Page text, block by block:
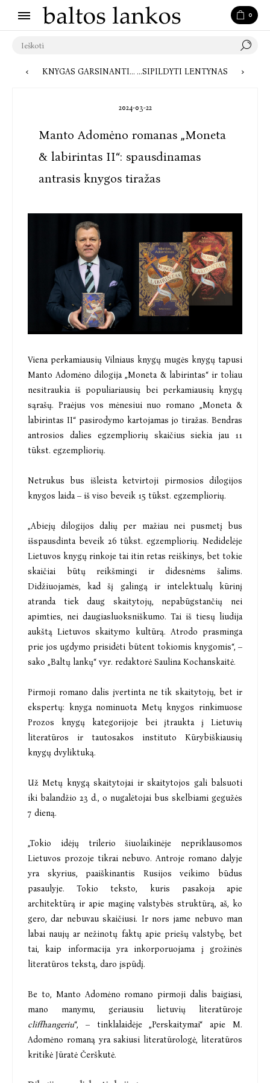
0
KNYGAS GARSINANTIS AKTORIUS JURGIS DAMAŠEVIČIUS: TAI TAPYBA BALSU SU LABAI GRIEŽTOMIS TAISYKLĖMIS JAPONŲ IR JAPONIJOS LITERATŪRA JŪSŲ DĖMESIUI: KUO VERTA PASIPILDYTI LENTYNAS?
2024-03-22
Manto Adomėno romanas „Moneta
& labirintas II“: spausdinamas
antrasis knygos tiražas
Viena perkamiausių Vilniaus knygų mugės knygų tapusi
Manto Adomėno dilogija „Moneta & labirintas“ ir toliau
nesitraukia iš populiariausių bei perkamiausių knygų
sąrašų. Praėjus vos mėnesiui nuo romano „Moneta &
labirintas II“ pasirodymo kartojamas jo tiražas. Bendras
antrosios dalies egzempliorių skaičius siekia jau 11
tūkst. egzempliorių.
Netrukus bus išleista ketvirtoji pirmosios dilogijos
knygos laida – iš viso beveik 15 tūkst. egzempliorių.
„Abiejų dilogijos dalių per mažiau nei pusmetį bus
išspausdinta beveik 26 tūkst. egzempliorių. Nedidelėje
Lietuvos knygų rinkoje tai itin retas reiškinys, bet tokie
skaičiai būtų reikšmingi ir didesnėms šalims.
Didžiuojamės, kad šį galingą ir intelektualų kūrinį
atranda tiek daug skaitytojų, nepabūgstančių nei
apimties, nei daugiasluoksniškumo. Tai iš tiesų liudija
aukštą Lietuvos skaitymo kultūrą. Atrodo prasminga
prie jos ugdymo prisidėti būtent tokiomis knygomis“, –
sako „Baltų lankų“ vyr. redaktorė Saulina Kochanskaitė.
Pirmoji romano dalis įvertinta ne tik skaitytojų, bet ir
ekspertų: knyga nominuota Metų knygos rinkimuose
Prozos knygų kategorijoje bei įtraukta į Lietuvių
literatūros ir tautosakos instituto Kūrybiškiausių
knygų dvyliktuką.
Už Metų knygą skaitytojai ir skaitytojos gali balsuoti
iki balandžio 23 d., o nugalėtojai bus skelbiami gegužės
7 dieną.
„Tokio idėjų trilerio šiuolaikinėje nepriklausomos
Lietuvos prozoje tikrai nebuvo. Antroje romano dalyje
yra skyrius, paaiškinantis Rusijos veikimo būdus
pasaulyje. Tokio teksto, kuris pasakoja apie
architektūrą ir apie maginę valstybės struktūrą, aš, ko
gero, dar nebuvau skaičiusi. Ir nors jame nebuvo man
labai naujų ar nežinotų faktų apie priešų valstybę, bet
tai, kaip informacija yra inkorporuojama į grožinės
literatūros tekstą, daro įspūdį.
Be to, Manto Adomėno romano pirmoji dalis baigiasi,
mano manymu, geriausiu lietuvių literatūroje
cliffhangeriu“, – tinklalaidėje „Perskaitymai“ apie M.
Adomėno romaną yra sakiusi literatūrologė, literatūros
kritikė Jūratė Čerškutė.